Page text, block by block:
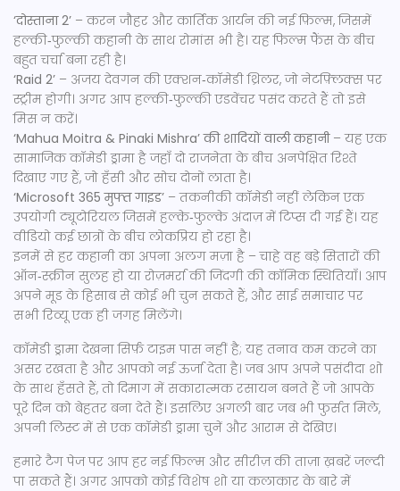
‘दोस्ताना 2’ – करन जौहर और कार्तिक आर्यन की नई फ़िल्म, जिसमें
हल्की‑फुल्की कहानी के साथ रोमांस भी है। यह फिल्म फैंस के बीच
बहुत चर्चा बना रही है।
‘Raid 2’ – अजय देवगन की एक्शन‑कॉमेडी थ्रिलर, जो नेटफ़्लिक्स पर
स्ट्रीम होगी। अगर आप हल्की‑फुल्की एडवेंचर पसंद करते हैं तो इसे
मिस न करें।
‘Mahua Moitra & Pinaki Mishra’ की शादियों वाली कहानी– यह एक
सामाजिक कॉमेडी ड्रामा है जहाँ दो राजनेता के बीच अनपेक्षित रिश्ते
दिखाए गए हैं, जो हँसी और सोच दोनों लाता है।
‘Microsoft 365 मुफ्त गाइड’ – तकनीकी कॉमेडी नहीं लेकिन एक
उपयोगी ट्यूटोरियल जिसमें हल्के‑फुल्के अंदाज़ में टिप्स दी गई हैं। यह
वीडियो कई छात्रों के बीच लोकप्रिय हो रहा है।
इनमें से हर कहानी का अपना अलग मज़ा है – चाहे वह बड़े सितारों की
ऑन‑स्क्रीन सुलह हो या रोज़मर्रा की जिंदगी की कॉमिक स्थितियाँ। आप
अपने मूड के हिसाब से कोई भी चुन सकते हैं, और साई समाचार पर
सभी रिव्यू एक ही जगह मिलेंगे।
कॉमेडी ड्रामा देखना सिर्फ़ टाइम पास नहीं है; यह तनाव कम करने का
असर रखता है और आपको नई ऊर्जा देता है। जब आप अपने पसंदीदा शो
के साथ हँसते हैं, तो दिमाग में सकारात्मक रसायन बनते हैं जो आपके
पूरे दिन को बेहतर बना देते हैं। इसलिए अगली बार जब भी फुर्सत मिले,
अपनी लिस्ट में से एक कॉमेडी ड्रामा चुनें और आराम से देखिए।
हमारे टैग पेज पर आप हर नई फ़िल्म और सीरीज़ की ताज़ा ख़बरें जल्दी
पा सकते हैं। अगर आपको कोई विशेष शो या कलाकार के बारे में